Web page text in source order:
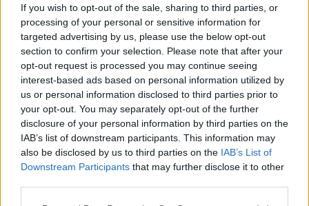
If you wish to opt-out of the sale, sharing to third parties, or
processing of your personal or sensitive information for
targeted advertising by us, please use the below opt-out
section to confirm your selection. Please note that after your
opt-out request is processed you may continue seeing
interest-based ads based on personal information utilized by
us or personal information disclosed to third parties prior to
your opt-out. You may separately opt-out of the further
disclosure of your personal information by third parties on the
IAB’s list of downstream participants. This information may
also be disclosed by us to third parties on the IAB’s List of
Downstream Participants that may further disclose it to other
vlády Libora Roučka zbývají dojednat některé technické postupy
při výběru tohoto poradce. To by mělo vyřešit pondělní jednání
vlády.
Embargo na hovězí produkty se týká i konzerv pro psy
a kočky
17.1.2001 17:35 | PRAHA (ČIA)
Státní veterinární správa přijala spolu sministerstvem zemědělství
poměrně přísná opatření, aby ochránila domácí trh před
rozšířením nemoci šílených krav. Zákaz dovozu skotu, hovězích
výrobků a krmných směsí se vztahuje i na konzervy pro domácí
mazlíčky. Novinářům to dnes oznámil ministr zemědělství Jan
Fencl. Od čtvrtka 18. ledna se tak nebudou moci dovážet jakákoliv
krmiva pro domácí zvířata s obsahem hovězího masa, tuku nebo